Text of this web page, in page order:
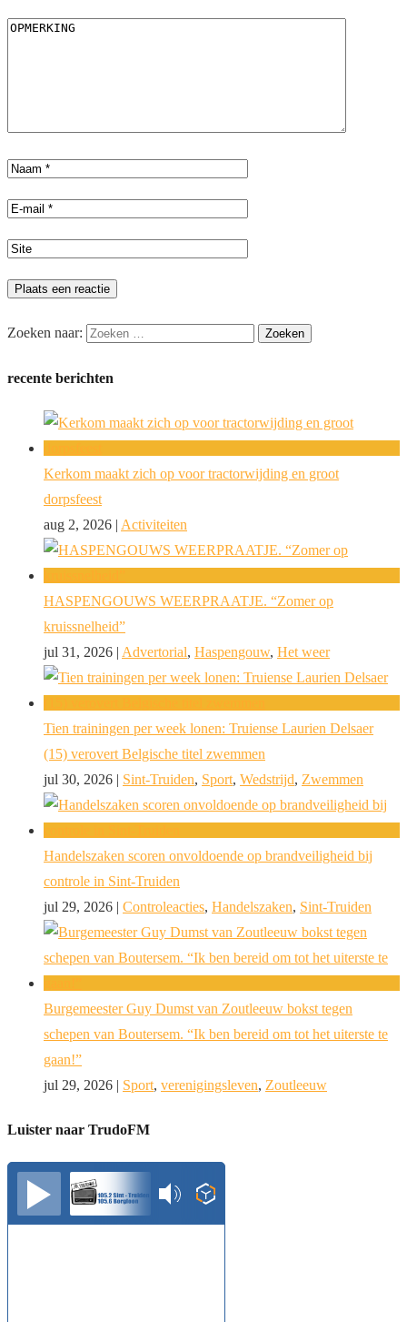
Zoeken naar:
recente berichten
Kerkom maakt zich op voor tractorwijding en groot
dorpsfeest
aug 2, 2026 | Activiteiten
HASPENGOUWS WEERPRAATJE. “Zomer op
kruissnelheid”
jul 31, 2026 | Advertorial, Haspengouw, Het weer
Tien trainingen per week lonen: Truiense Laurien Delsaer
(15) verovert Belgische titel zwemmen
jul 30, 2026 | Sint-Truiden, Sport, Wedstrijd, Zwemmen
Handelszaken scoren onvoldoende op brandveiligheid bij
controle in Sint-Truiden
jul 29, 2026 | Controleacties, Handelszaken, Sint-Truiden
Burgemeester Guy Dumst van Zoutleeuw bokst tegen
schepen van Boutersem. “Ik ben bereid om tot het uiterste te
gaan!”
jul 29, 2026 | Sport, verenigingsleven, Zoutleeuw
Luister naar TrudoFM
TrudoFM